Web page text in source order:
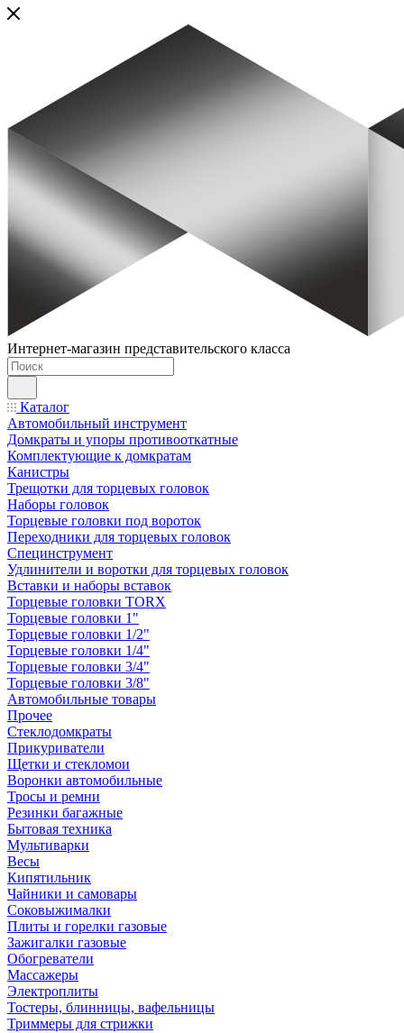
Интернет-магазин представительского класса
Каталог
Автомобильный инструмент
Домкраты и упоры противооткатные
Комплектующие к домкратам
Канистры
Трещотки для торцевых головок
Наборы головок
Торцевые головки под вороток
Переходники для торцевых головок
Специнструмент
Удлинители и воротки для торцевых головок
Вставки и наборы вставок
Торцевые головки TORX
Торцевые головки 1"
Торцевые головки 1/2"
Торцевые головки 1/4"
Торцевые головки 3/4"
Торцевые головки 3/8"
Автомобильные товары
Прочее
Стеклодомкраты
Прикуриватели
Щетки и стекломои
Воронки автомобильные
Тросы и ремни
Резинки багажные
Бытовая техника
Мультиварки
Весы
Кипятильник
Чайники и самовары
Соковыжималки
Плиты и горелки газовые
Зажигалки газовые
Обогреватели
Массажеры
Электроплиты
Тостеры, блинницы, вафельницы
Триммеры для стрижки